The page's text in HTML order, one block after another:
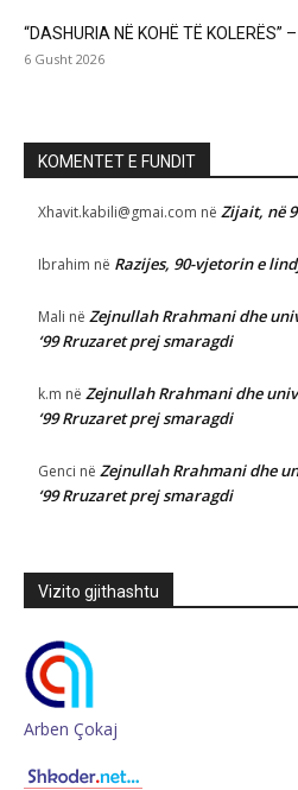
“DASHURIA NË KOHË TË KOLERËS”
6 Gusht 2026
KOMENTET E FUNDIT
Xhavit.kabili@gmai.com në Zijait, në
Ibrahim në Razijes, 90-vjetorin e
Mali në Zejnullah Rrahmani dhe
‘99 Rruzaret prej smaragdi
k.m në Zejnullah Rrahmani dhe
‘99 Rruzaret prej smaragdi
Genci në Zejnullah Rrahmani dhe
‘99 Rruzaret prej smaragdi
Vizito gjithashtu
Arben Çokaj